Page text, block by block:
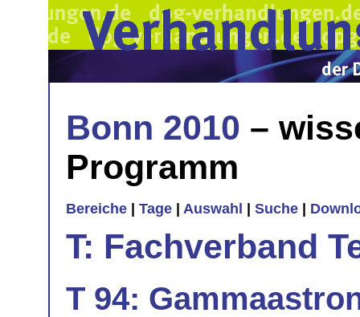
Bonn 2010 –
Programm
Bereiche Tage Auswahl Suche
T: Fachverband
T 94: